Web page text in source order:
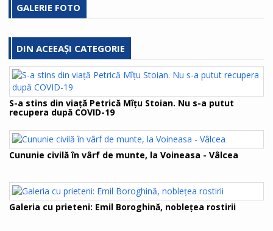
GALERIE FOTO
DIN ACEEAȘI CATEGORIE
S-a stins din viață Petrică Mîțu Stoian. Nu s-a putut
recupera după COVID-19
Cununie civilă în vârf de munte, la Voineasa - Vâlcea
Galeria cu prieteni: Emil Boroghină, noblețea rostirii